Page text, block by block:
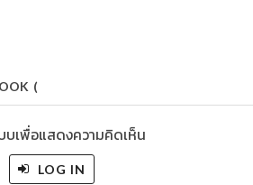
(
บเพื่อแสดงความคิดเห็น
LOG IN